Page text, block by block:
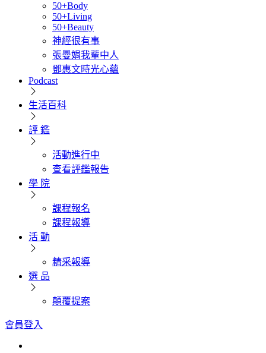
50+Body
50+Living
50+Beauty
神經很有事
張曼娟我輩中人
鄧惠文時光心蘊
Podcast
生活百科
評 鑑
活動進行中
查看評鑑報告
學 院
課程報名
課程報導
活 動
精采報導
選 品
顛覆提案
會員登入